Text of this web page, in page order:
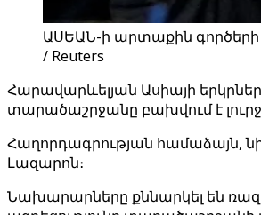
ԱՍԵԱՆ-ի արտաքին գործերի
/ Reuters
Հարավարևելյան Ասիայի
տարածաշրջանը բախվում է
Հաղորդագրության համաձայն,
Լազարոն։
Նախարարները քննարկել են